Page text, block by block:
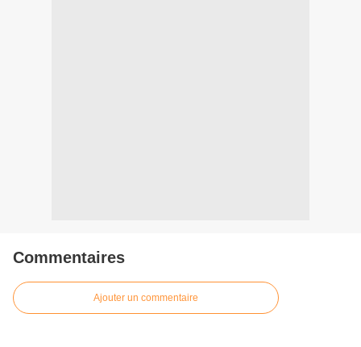
Commentaires
Ajouter un commentaire